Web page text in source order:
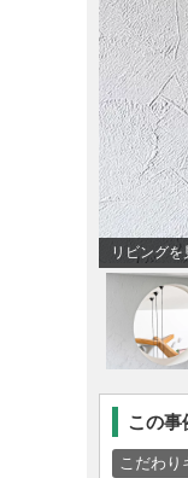
リビング
この事
こだわり